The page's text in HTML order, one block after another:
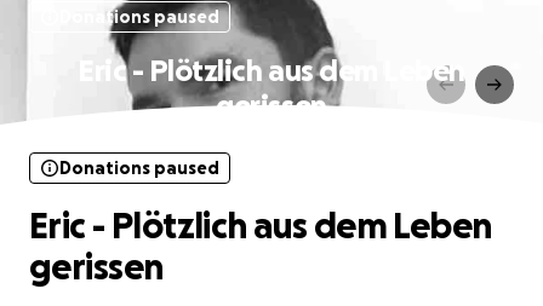
Donations paused
Eric - Plötzlich aus dem Leben
gerissen
Donations paused
Eric - Plötzlich aus dem Leben
gerissen